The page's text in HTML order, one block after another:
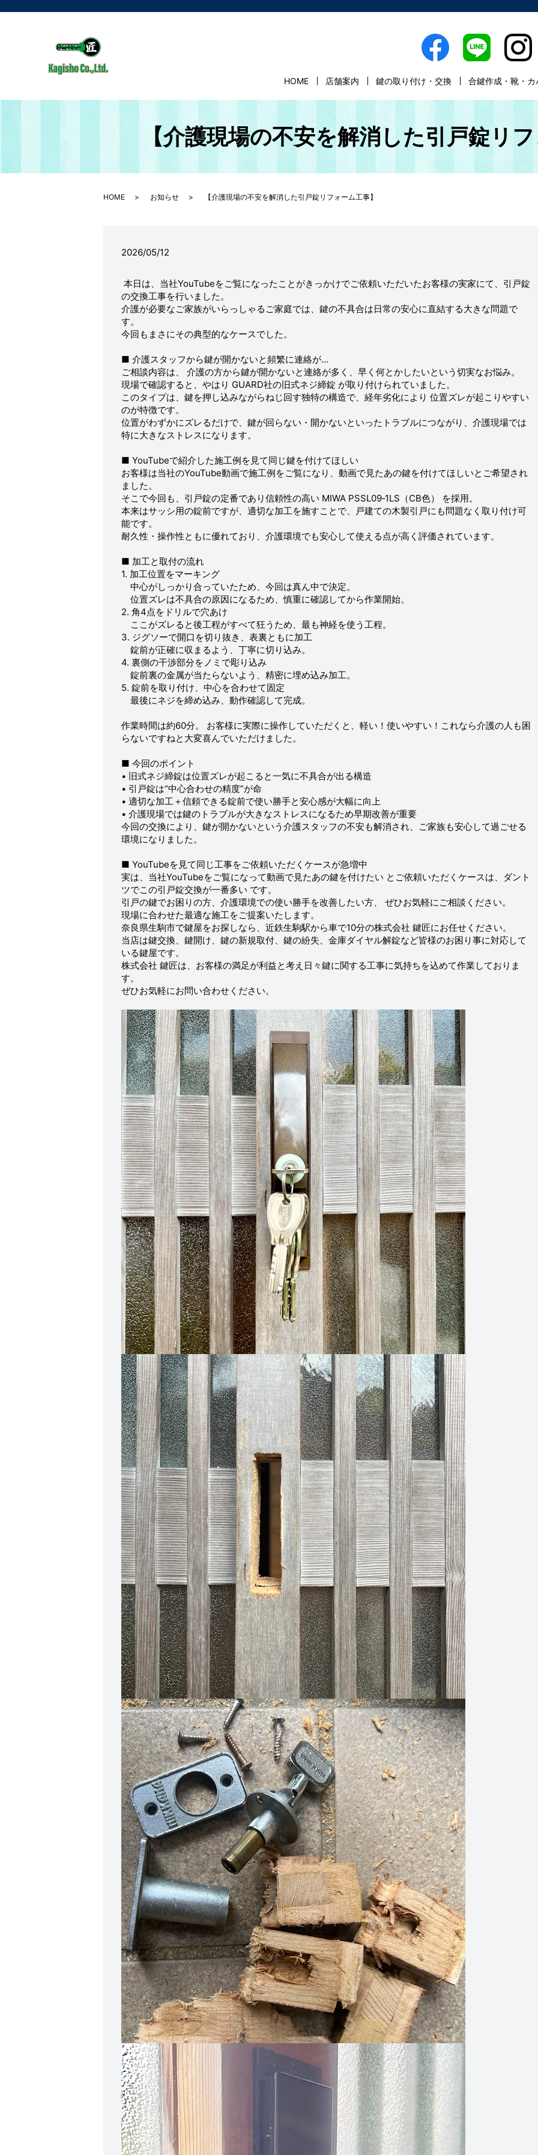
HOME 店舗案内 鍵の取り付け・交換 合鍵作成・靴・
【介護現場の不安を解消した引戸錠リ
HOME お知らせ 【介護現場の不安を解消した引戸錠リフォーム工事】
2026/05/12
本日は、当社YouTubeをご覧になったことがきっかけでご依頼いただいたお客様の実家にて、引戸錠
の交換工事を行いました。
介護が必要なご家族がいらっしゃるご家庭では、鍵の不具合は日常の安心に直結する大きな問題で
す。
今回もまさにその典型的なケースでした。
■ 介護スタッフから鍵が開かないと頻繁に連絡が…
ご相談内容は、 介護の方から鍵が開かないと連絡が多く、早く何とかしたいという切実なお悩み。
現場で確認すると、やはり GUARD社の旧式ネジ締錠 が取り付けられていました。
このタイプは、鍵を押し込みながらねじ回す独特の構造で、経年劣化により 位置ズレが起こりやすい
のが特徴です。
位置がわずかにズレるだけで、鍵が回らない・開かないといったトラブルにつながり、介護現場では
特に大きなストレスになります。
■ YouTubeで紹介した施工例を見て同じ鍵を付けてほしい
お客様は当社のYouTube動画で施工例をご覧になり、動画で見たあの鍵を付けてほしいとご希望され
ました。
そこで今回も、引戸錠の定番であり信頼性の高い MIWA PSSL09‑1LS（CB色） を採用。
本来はサッシ用の錠前ですが、適切な加工を施すことで、戸建ての木製引戸にも問題なく取り付け可
能です。
耐久性・操作性ともに優れており、介護環境でも安心して使える点が高く評価されています。
■ 加工と取付の流れ
1. 加工位置をマーキング
中心がしっかり合っていたため、今回は真ん中で決定。
位置ズレは不具合の原因になるため、慎重に確認してから作業開始。
2. 角4点をドリルで穴あけ
ここがズレると後工程がすべて狂うため、最も神経を使う工程。
3. ジグソーで開口を切り抜き、表裏ともに加工
錠前が正確に収まるよう、丁寧に切り込み。
4. 裏側の干渉部分をノミで彫り込み
錠前裏の金属が当たらないよう、精密に埋め込み加工。
5. 錠前を取り付け、中心を合わせて固定
最後にネジを締め込み、動作確認して完成。
作業時間は約60分。 お客様に実際に操作していただくと、軽い！使いやすい！これなら介護の人も困
らないですねと大変喜んでいただけました。
■ 今回のポイント
• 旧式ネジ締錠は位置ズレが起こると一気に不具合が出る構造
• 引戸錠は“中心合わせの精度”が命
• 適切な加工＋信頼できる錠前で使い勝手と安心感が大幅に向上
• 介護現場では鍵のトラブルが大きなストレスになるため早期改善が重要
今回の交換により、鍵が開かないという介護スタッフの不安も解消され、ご家族も安心して過ごせる
環境になりました。
■ YouTubeを見て同じ工事をご依頼いただくケースが急増中
実は、当社YouTubeをご覧になって動画で見たあの鍵を付けたい とご依頼いただくケースは、ダント
ツでこの引戸錠交換が一番多い です。
引戸の鍵でお困りの方、介護環境での使い勝手を改善したい方、 ぜひお気軽にご相談ください。
現場に合わせた最適な施工をご提案いたします。
奈良県生駒市で鍵屋をお探しなら、近鉄生駒駅から車で10分の株式会社 鍵匠にお任せください。
当店は鍵交換、鍵開け、鍵の新規取付、鍵の紛失、金庫ダイヤル解錠など皆様のお困り事に対応して
いる鍵屋です。
株式会社 鍵匠は、お客様の満足が利益と考え日々鍵に関する工事に気持ちを込めて作業しておりま
す。
ぜひお気軽にお問い合わせください。